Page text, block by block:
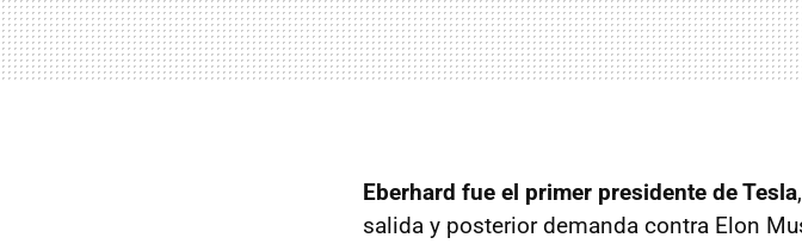
Eberhard fue el primer presidente de Tesla
salida y posterior demanda contra Elon